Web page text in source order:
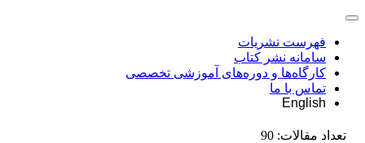
فهرست نشریات
سامانه نشر کتاب
کارگاه‌ها و دوره‌های آموزشی تخصصی
تماس با ما
English
تعداد مقالات: 90